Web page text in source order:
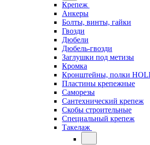
Крепеж
Анкеры
Болты, винты, гайки
Гвозди
Дюбели
Дюбель-гвозди
Заглушки под метизы
Кромка
Кронштейны, полки
Пластины крепежные
Саморезы
Сантехнический крепеж
Скобы строительные
Специальный крепеж
Такелаж